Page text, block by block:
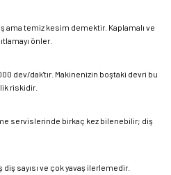
ama temiz kesim demektir. Kaplamalı ve
önler.
dev/dak'tır. Makinenizin boştaki devri bu
riskidir.
servislerinde birkaç kez bilenebilir; diş
sayısı ve çok yavaş ilerlemedir.